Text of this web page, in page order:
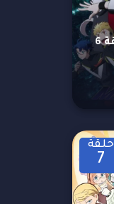
انمي Mebius Dust الحلقة 6
حلقة
7